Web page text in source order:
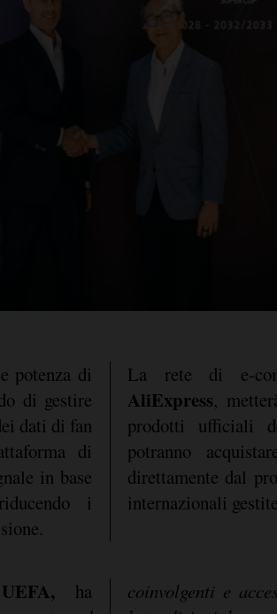
potenza di
di gestire
dati di fan
di
in base
i
La rete di e-
AliExpress,
prodotti ufficiali
potranno
direttamente dal
internazionali
ha
coinvolgenti e